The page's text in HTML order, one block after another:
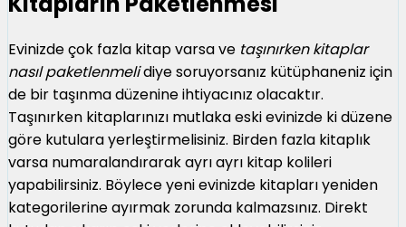
Evinizde çok fazla kitap varsa ve taşınırken kitaplar
nasıl paketlenmelidiye soruyorsanız kütüphaneniz için
de bir taşınma düzenine ihtiyacınız olacaktır.
Taşınırken kitaplarınızı mutlaka eski evinizde ki düzene
göre kutulara yerleştirmelisiniz. Birden fazla kitaplık
varsa numaralandırarak ayrı ayrı kitap kolileri
yapabilirsiniz. Böylece yeni evinizde kitapları yeniden
kategorilerine ayırmak zorunda kalmazsınız. Direkt